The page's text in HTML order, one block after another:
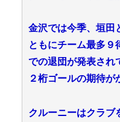
金沢では今季、垣田
ともにチーム最多９
での退団が発表され
２桁ゴールの期待が
クルーニーはクラブ